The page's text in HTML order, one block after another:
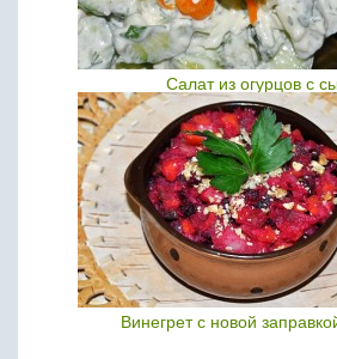
Салат из огурцов с
Винегрет с новой